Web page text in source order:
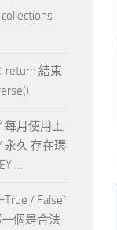
return 結束
每月使用上
永久 存在環
…
/ False`
個是合法